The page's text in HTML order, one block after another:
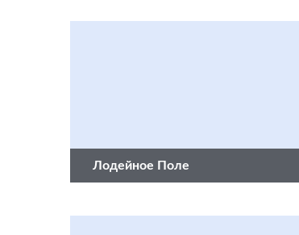
Лодейное Поле